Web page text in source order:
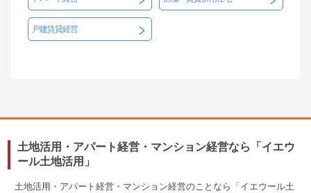
戸建賃貸経営
土地活用・アパート経営・マンション経営なら「イエウ
ール土地活用」
土地活用・アパート経営・マンション経営のことなら「イエウール土